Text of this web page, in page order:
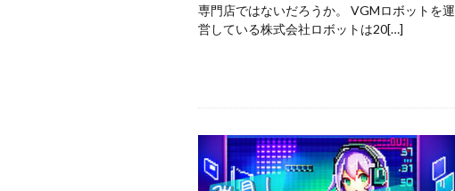
専門店ではないだろうか。 VGMロボットを運
営している株式会社ロボットは20[…]